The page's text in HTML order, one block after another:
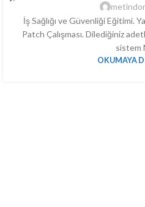
İş Sağlığı ve Güvenliği Eğitimi.
Patch Çalışması. Dilediğiniz
sistem
OKUMAYA